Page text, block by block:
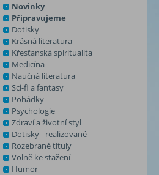
Novinky
Připravujeme
Dotisky
Krásná literatura
Křesťanská spiritualita
Medicína
Naučná literatura
Sci-fi a fantasy
Pohádky
Psychologie
Zdraví a životní styl
Dotisky - realizované
Rozebrané tituly
Volně ke stažení
Humor